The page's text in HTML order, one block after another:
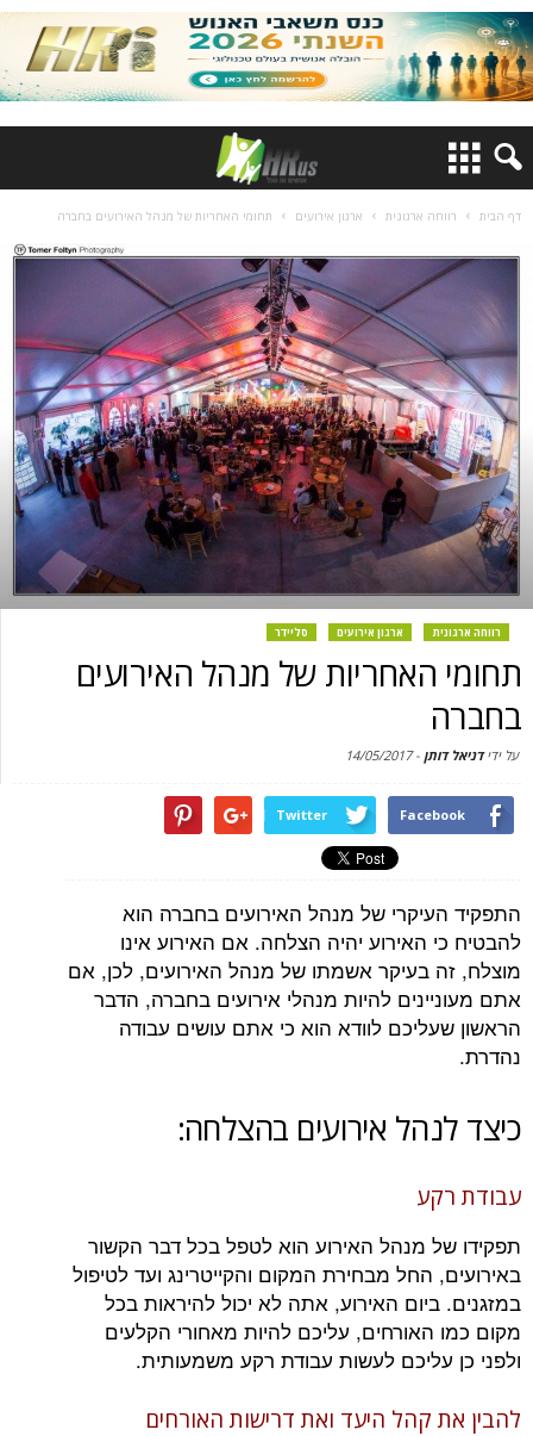
דף הבית רווחה ארגונית ארגון אירועים תחומי האחריות של מנהל האירועים בחברה
רווחה ארגונית ארגון אירועים סליידר
תחומי האחריות של מנהל האירועים
בחברה
על ידידניאל דותן -
14/05/2017
Facebook
Twitter
התפקיד העיקרי של מנהל האירועים בחברה הוא
להבטיח כי האירוע יהיה הצלחה. אם האירוע אינו
מוצלח, זה בעיקר אשמתו של מנהל האירועים, לכן, אם
אתם מעוניינים להיות מנהלי אירועים בחברה, הדבר
הראשון שעליכם לוודא הוא כי אתם עושים עבודה
נהדרת.
כיצד לנהל אירועים בהצלחה:
עבודת רקע
תפקידו של מנהל האירוע הוא לטפל בכל דבר הקשור
באירועים, החל מבחירת המקום והקייטרינג ועד לטיפול
במזגנים. ביום האירוע, אתה לא יכול להיראות בכל
מקום כמו האורחים, עליכם להיות מאחורי הקלעים
ולפני כן עליכם לעשות עבודת רקע משמעותית.
להבין את קהל היעד ואת דרישות האורחים